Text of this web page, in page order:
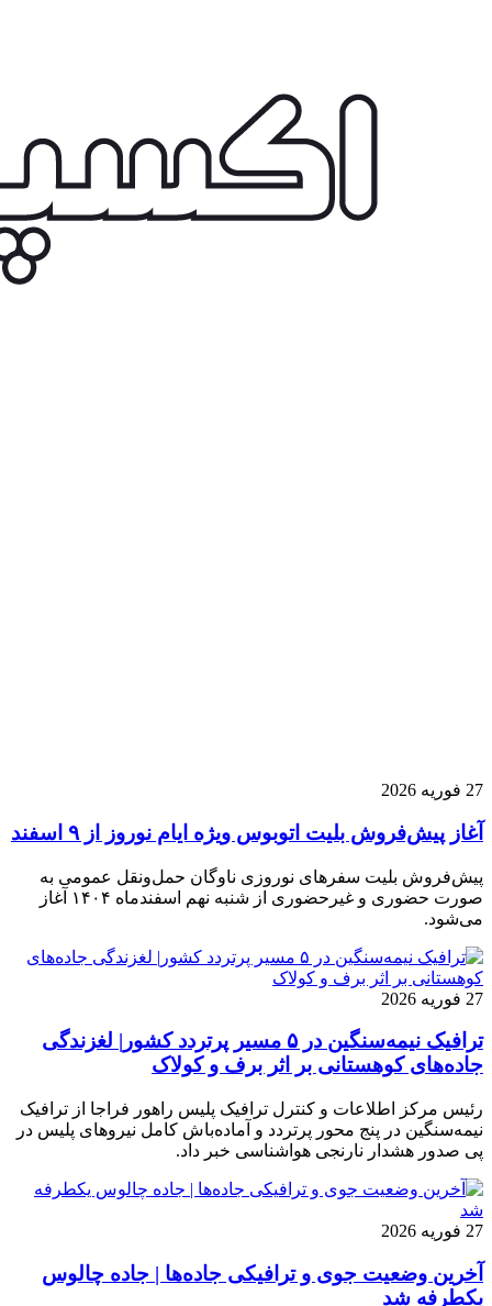
27 فوریه 2026
آغاز پیش‌فروش بلیت اتوبوس ویژه ایام نوروز از ۹ اسفند
پیش‌فروش بلیت سفرهای نوروزی ناوگان حمل‌ونقل عمومی به
صورت حضوری و غیرحضوری از شنبه نهم اسفندماه ۱۴۰۴ آغاز
می‌شود.
27 فوریه 2026
ترافیک نیمه‌سنگین در ۵ مسیر پرتردد کشور| لغزندگی
جاده‌های کوهستانی بر اثر برف و کولاک
رئیس مرکز اطلاعات و کنترل ترافیک پلیس راهور فراجا از ترافیک
نیمه‌سنگین در پنج محور پرتردد و آماده‌باش کامل نیروهای پلیس در
پی صدور هشدار نارنجی هواشناسی خبر داد.
27 فوریه 2026
آخرین وضعیت جوی و ترافیکی جاده‌ها | جاده چالوس
یکطرفه شد